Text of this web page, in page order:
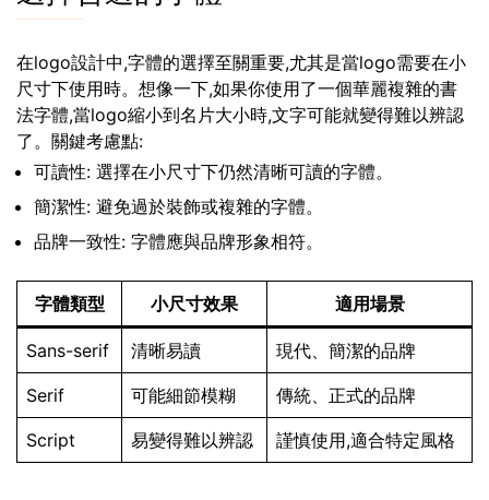
在logo設計中,字體的選擇至關重要,尤其是當logo需要在小
尺寸下使用時。想像一下,如果你使用了一個華麗複雜的書
法字體,當logo縮小到名片大小時,文字可能就變得難以辨認
了。關鍵考慮點:
可讀性: 選擇在小尺寸下仍然清晰可讀的字體。
簡潔性: 避免過於裝飾或複雜的字體。
品牌一致性: 字體應與品牌形象相符。
字體類型 小尺寸效果 適用場景
Sans-serif 清晰易讀 現代、簡潔的品牌
Serif 可能細節模糊 傳統、正式的品牌
Script 易變得難以辨認 謹慎使用,適合特定風格